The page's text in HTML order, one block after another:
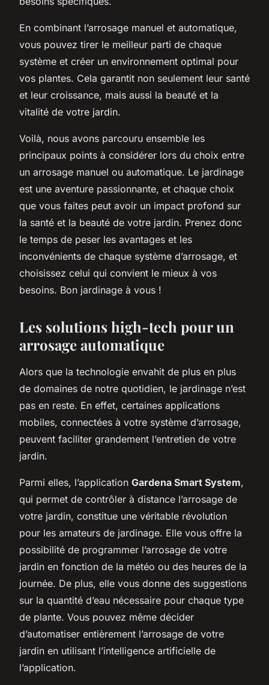
En combinant l’arrosage manuel et automatique,
vous pouvez tirer le meilleur parti de chaque
système et créer un environnement optimal pour
vos plantes. Cela garantit non seulement leur santé
et leur croissance, mais aussi la beauté et la
vitalité de votre jardin.
Voilà, nous avons parcouru ensemble les
principaux points à considérer lors du choix entre
un arrosage manuel ou automatique. Le jardinage
est une aventure passionnante, et chaque choix
que vous faites peut avoir un impact profond sur
la santé et la beauté de votre jardin. Prenez donc
le temps de peser les avantages et les
inconvénients de chaque système d’arrosage, et
choisissez celui qui convient le mieux à vos
besoins. Bon jardinage à vous !
Les solutions high-tech pour un
arrosage automatique
Alors que la technologie envahit de plus en plus
de domaines de notre quotidien, le jardinage n’est
pas en reste. En effet, certaines applications
mobiles, connectées à votre système d’arrosage,
peuvent faciliter grandement l’entretien de votre
jardin.
Parmi elles, l’application Gardena Smart System,
qui permet de contrôler à distance l’arrosage de
votre jardin, constitue une véritable révolution
pour les amateurs de jardinage. Elle vous offre la
possibilité de programmer l’arrosage de votre
jardin en fonction de la météo ou des heures de la
journée. De plus, elle vous donne des suggestions
sur la quantité d’eau nécessaire pour chaque type
de plante. Vous pouvez même décider
d’automatiser entièrement l’arrosage de votre
jardin en utilisant l’intelligence artificielle de
l’application.